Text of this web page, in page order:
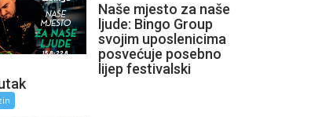
Naše mjesto za naše
ljude: Bingo Group
svojim uposlenicima
posvećuje posebno
lijep festivalski